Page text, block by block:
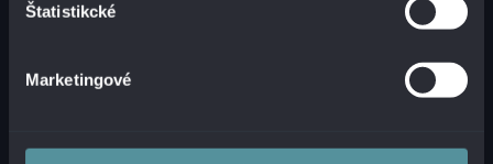
Štatistikcké
Marketingové